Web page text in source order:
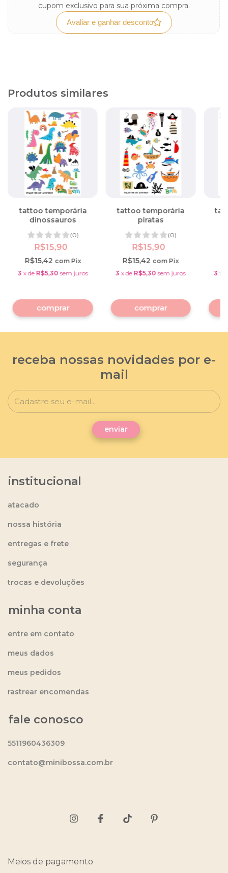
cupom exclusivo para sua próxima compra.
Avaliar e ganhar desconto
Produtos similares
tattoo temporária
dinossauros
(0)
R$15,90
R$15,42 com Pix
3 xde R$5,30 sem juros
tattoo temporária
piratas
(0)
R$15,90
R$15,42 com Pix
3 xdeR$5,30 sem juros 3 x
receba nossas novidades por e-
mail
institucional
atacado
nossa história
entregas e frete
segurança
trocas e devoluções
minha conta
entre em contato
meus dados
meus pedidos
rastrear encomendas
fale conosco
5511960436309
contato@minibossa.com.br
Meios de pagamento